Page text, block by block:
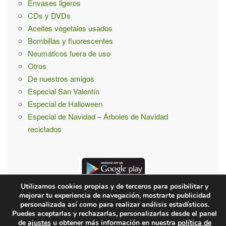
Envases ligeros
CDs y DVDs
Aceites vegetales usados
Bombillas y fluorescentes
Neumáticos fuera de uso
Otros
De nuestros amigos
Especial San Valentín
Especial de Halloween
Especial de Navidad – Árboles de Navidad
reciclados
¿Quiénes somos? Contacto Condiones de uso y privacidad
Utilizamos cookies propias y de terceros para posibilitar y
mejorar tu experiencia de navegación, mostrarte publicidad
personalizada así como para realizar análisis estadísticos.
Puedes aceptarlas y rechazarlas, personalizarlas desde el panel
de ajustesu obtener más información en nuestra política de